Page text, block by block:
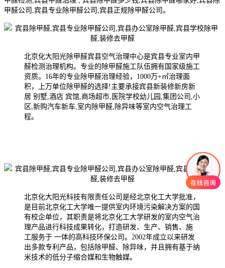
甲醛公司,宾县专业除甲醛公司,宾县正规除甲醛公司。
北京化大阳光除甲醛宾县空气治理中心是宾县专业室内甲
醛检测治理机构。专业的除甲醛施工队伍拥有国家级施工
资质。16年的专业除甲醛治理经验，1000万+㎡治理面
积，上万单位除甲醛的选择!主要承接宾县新装修新房新
居 别墅,酒店 宾馆,商场超市,医院学校幼儿园,集团公司,小
区,新购汽车新车,室内除甲醛,除异味等室内空气治理工
程。
北京化大阳光科技有限责任公司是经北京化工大学批准，
是目前北京化工大学唯一提供室内环境污染解决方案的国
有校企单位，其职责是将北京化工大学研发的室内空气治
理产品进行科技成果转化，打造研发、生产、销售、施
工服务于 一体的高科技环保公司。2002年成立以来研发
出多款专利产品，包括除甲醛、除异味，并且拥有基于纳
米技术的低分子缩合媒和生物触媒。